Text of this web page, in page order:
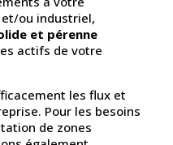
ou industriel,
et pérenne
actifs de votre
les flux et
Pour les besoins
de zones